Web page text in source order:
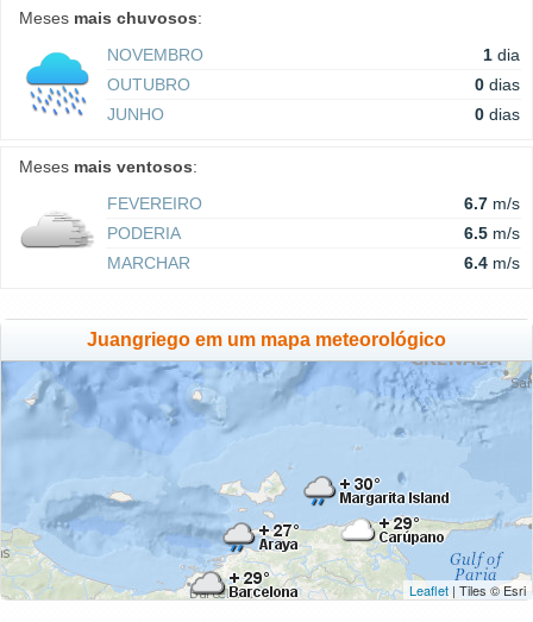
Meses mais chuvosos:
NOVEMBRO
1 dia
OUTUBRO
0 dias
JUNHO
0 dias
Meses mais ventosos:
FEVEREIRO
6.7 m/s
PODERIA
6.5 m/s
MARCHAR
6.4 m/s
Juangriego em um mapa meteorológico
Leaflet | Tiles © Esri